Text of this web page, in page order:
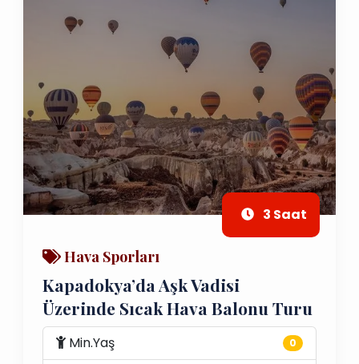
3 Saat
Hava Sporları
Kapadokya’da Aşk Vadisi
Üzerinde Sıcak Hava Balonu Turu
Min.Yaş 0